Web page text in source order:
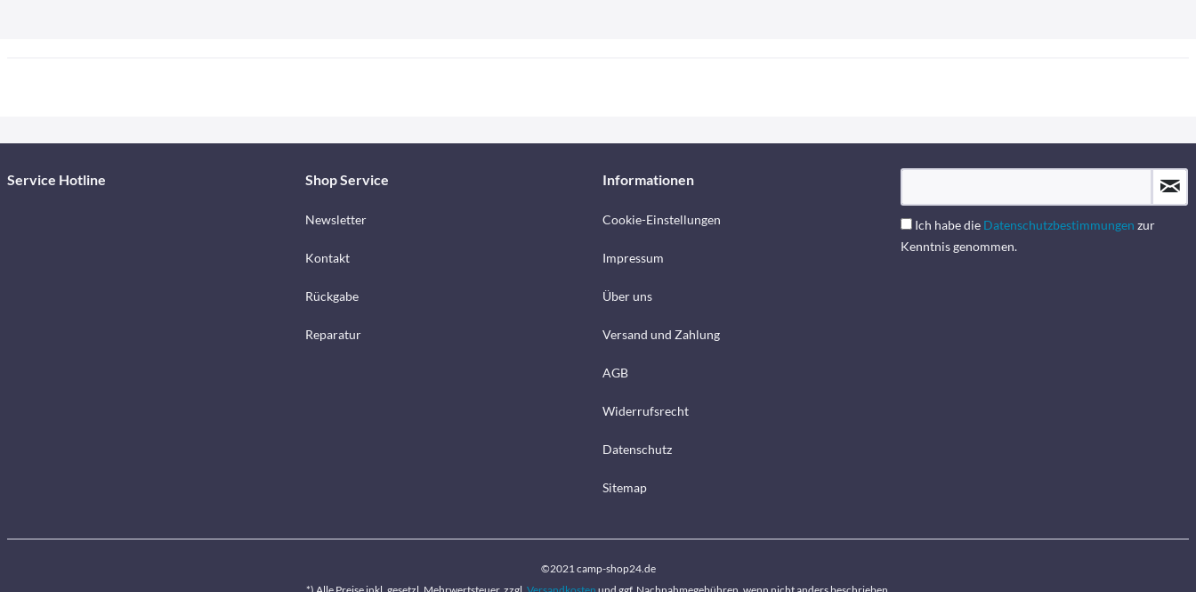
Service Hotline Shop Service
Newsletter
Kontakt
Rückgabe
Reparatur
Informationen
Cookie-Einstellungen
Impressum
Über uns
Versand und Zahlung
AGB
Widerrufsrecht
Datenschutz
Sitemap
Ich habe die Datenschutzbestimmungen zur
Kenntnis genommen.
©2021 camp-shop24.de